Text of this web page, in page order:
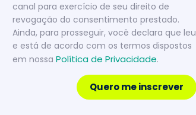
canal para exercício de seu direito de
revogação do consentimento prestado.
Ainda, para prosseguir, você declara que leu
e está de acordo com os termos dispostos
em nossaPolítica de Privacidade.
Quero me inscrever